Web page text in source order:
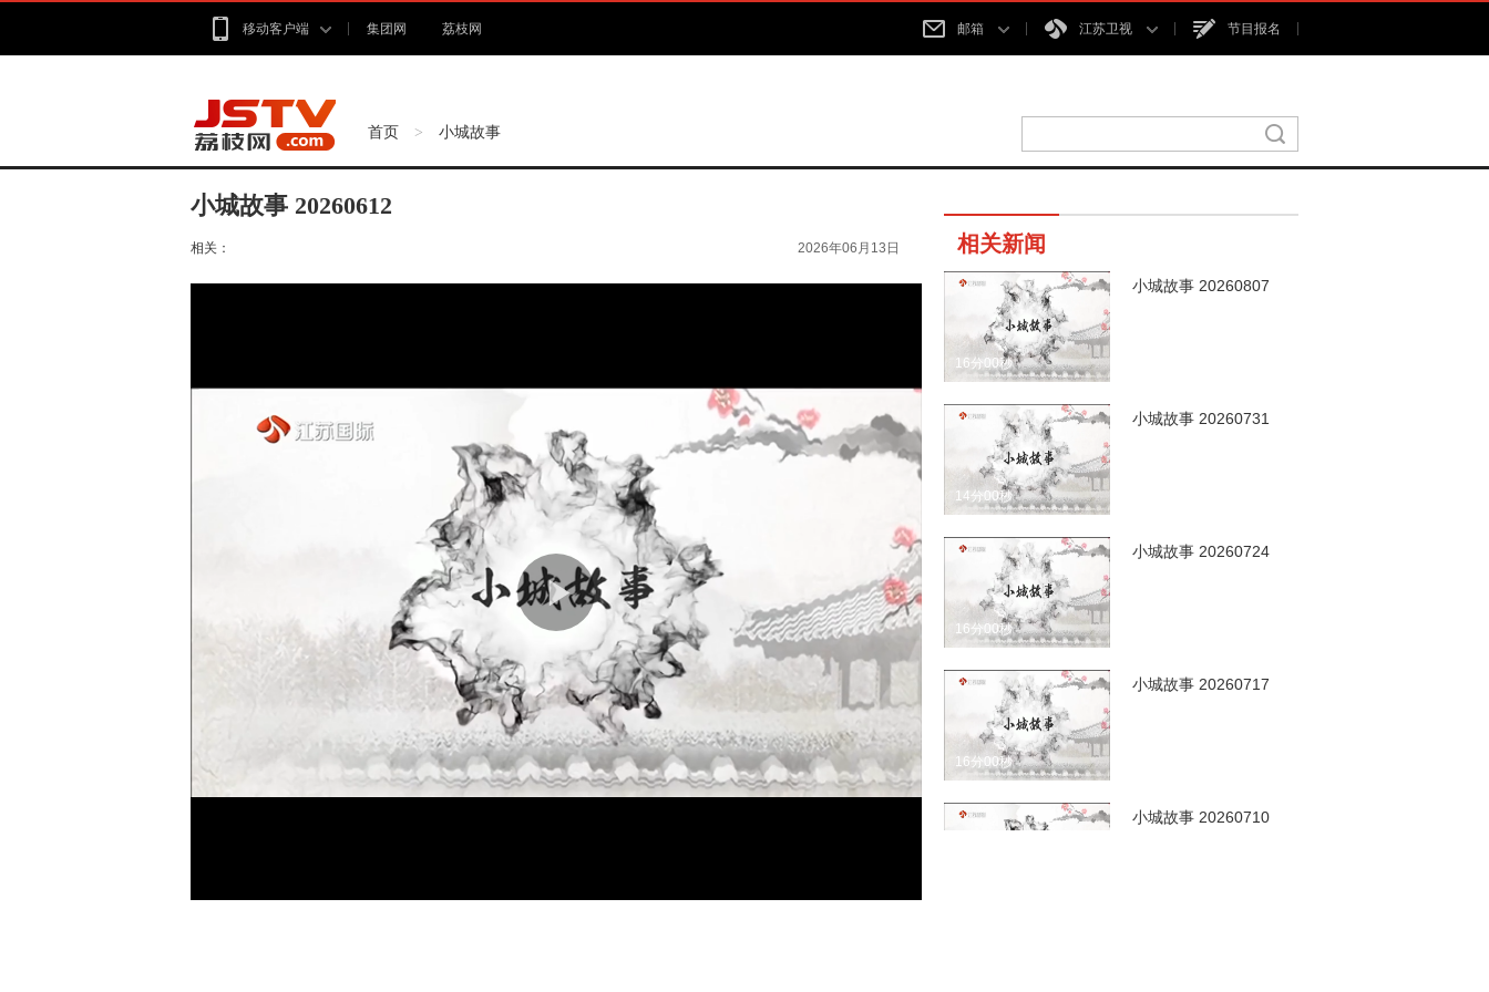
移动客户端 集团网 荔枝网 邮箱 江苏卫视 节目报名
首页 > 小城故事
小城故事 20260612
相关： 2026年06月13日 相关新闻
16分00秒
小城故事 20260807
14分00秒
小城故事 20260731
16分00秒
小城故事 20260724
16分00秒
小城故事 20260717
小城故事 20260710